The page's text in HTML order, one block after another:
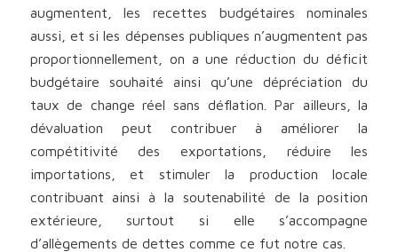
augmentent, les recettes budgétaires nominales
aussi, et si les dépenses publiques n’augmentent pas
proportionnellement, on a une réduction du déficit
budgétaire souhaité ainsi qu’une dépréciation du
taux de change réel sans déflation. Par ailleurs, la
dévaluation peut contribuer à améliorer la
compétitivité des exportations, réduire les
importations, et stimuler la production locale
contribuant ainsi à la soutenabilité de la position
extérieure, surtout si elle s’accompagne
d’allègements de dettes comme ce fut notre cas.